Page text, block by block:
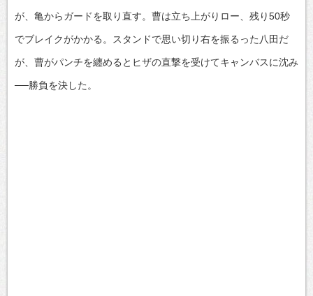
が、亀からガードを取り直す。曹は立ち上がりロー、残り50秒
でブレイクがかかる。スタンドで思い切り右を振るった八田だ
が、曹がパンチを纏めるとヒザの直撃を受けてキャンバスに沈み
──勝負を決した。